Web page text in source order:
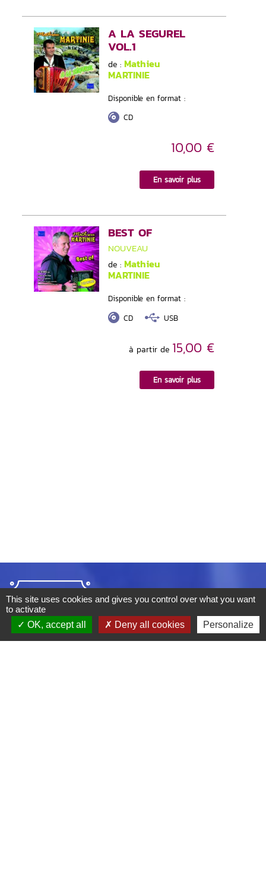
A LA SEGUREL
VOL.1
de : Mathieu
MARTINIE
Disponible en format :
CD
10,00 €
En savoir plus
BEST OF
NOUVEAU
de : Mathieu
MARTINIE
Disponible en format :
CD
USB
à partir de 15,00 €
En savoir plus
This site uses cookies and gives you control over what you want
to activate
OK, accept all
Deny all cookies Personalize